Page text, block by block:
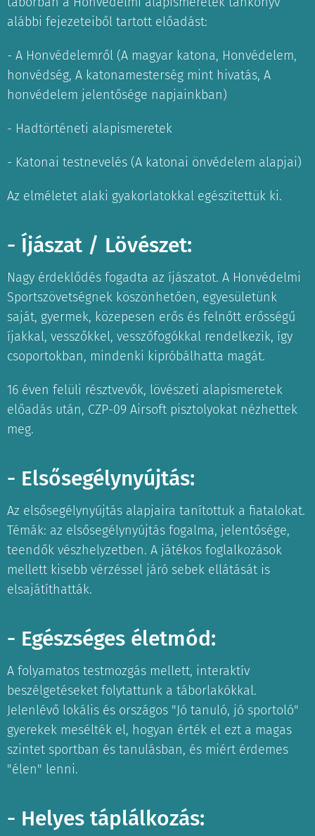
alábbi fejezeteiből tartott előadást:
- A Honvédelemről (A magyar katona, Honvédelem,
honvédség, A katonamesterség mint hivatás, A
honvédelem jelentősége napjainkban)
- Hadtörténeti alapismeretek
- Katonai testnevelés (A katonai önvédelem alapjai)
Az elméletet alaki gyakorlatokkal egészítettük ki.
- Íjászat / Lövészet:
Nagy érdeklődés fogadta az íjászatot. A Honvédelmi
Sportszövetségnek köszönhetően, egyesületünk
saját, gyermek, közepesen erős és felnőtt erősségű
íjakkal, vesszőkkel, vesszőfogókkal rendelkezik, így
csoportokban, mindenki kipróbálhatta magát.
16 éven felüli résztvevők, lövészeti alapismeretek
előadás után, CZP-09 Airsoft pisztolyokat nézhettek
meg.
- Elsősegélynyújtás:
Az elsősegélynyújtás alapjaira tanítottuk a fiatalokat.
Témák: az elsősegélynyújtás fogalma, jelentősége,
teendők vészhelyzetben. A játékos foglalkozások
mellett kisebb vérzéssel járó sebek ellátását is
elsajátíthatták.
- Egészséges életmód:
A folyamatos testmozgás mellett, interaktív
beszélgetéseket folytattunk a táborlakókkal.
Jelenlévő lokális és országos "Jó tanuló, jó sportoló"
gyerekek mesélték el, hogyan érték el ezt a magas
szintet sportban és tanulásban, és miért érdemes
"élen" lenni.
- Helyes táplálkozás: